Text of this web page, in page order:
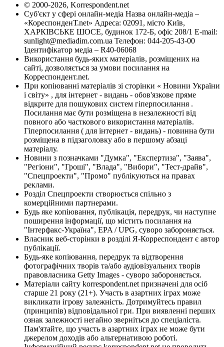
© 2000-2026, Korrespondent.net
Суб'єкт у сфері онлайн-медіа Назва онлайн-медіа –
«КореспонденТ.net» Адреса: 02091, місто Київ,
ХАРКІВСЬКЕ ШОСЕ, будинок 172-Б, офіс 208/1 E-mail:
sunlight@mediadim.com.ua Телефон: 044-205-43-00
Ідентифікатор медіа – R40-06068
Використання будь-яких матеріалів, розміщених на
сайті, дозволяється за умови посилання на
Корреспондент.net.
При копіюванні матеріалів зі сторінки « Новини України
і світу» , для інтернет - видань - обов'язкове пряме
відкрите для пошукових систем гіперпосилання .
Посилання має бути розміщена в незалежності від
повного або часткового використання матеріалів.
Гіперпосилання ( для інтернет - видань) - повинна бути
розміщена в підзаголовку або в першому абзаці
матеріалу.
Новини з позначками "Думка", "Експертиза", "Заява",
"Регіони", "Гроші", "Влада", "Вибори", "Тест-драйв",
"Спецпроекти", "Промо" публікуються на правах
реклами.
Розділ Спецпроекти створюється спільно з
комерційними партнерами.
Будь яке копіювання, публікація, передрук, чи наступне
поширення інформації, що містить посилання на
"Інтерфакс-Україна", EPA / UPG, суворо забороняється.
Власник веб-сторінки в розділі Я-Корреспондент є автор
публікації.
Будь-яке копіювання, передрук та відтворення
фотографічних творів та/або аудіовізуальних творів
правовласника Getty Images - суворо забороняється.
Матеріали сайту korrespondent.net призначені для осіб
старше 21 року (21+). Участь в азартних іграх може
викликати ігрову залежність. Дотримуйтесь правил
(принципів) відповідальної гри. При виявленні перших
ознак залежності негайно зверніться до спеціаліста.
Пам'ятайте, що участь в азартних іграх не може бути
джерелом доходів або альтернативою роботі.